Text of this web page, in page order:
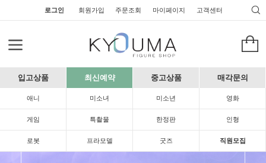
로그인 회원가입 주문조회 마이페이지 고객센터
입고상품 최신예약 중고상품 매각문의
애니 미소녀 미소년 영화
게임 특촬물 한정판 인형
로봇 프라모델 굿즈 직원모집